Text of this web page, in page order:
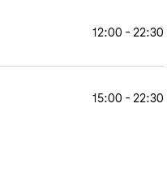
12:00 - 22:30
15:00 - 22:30